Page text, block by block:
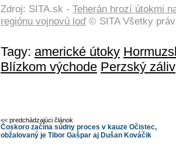
Zdroj: SITA.sk - Teherán hrozí útokmi
regiónu vojnovú loď© SITA Všetky
Tagy: americké útoky
Blízkom východe Perzský záliv
<< predchádzajúci článok
Čoskoro začína súdny proces v kauze Očistec,
obžalovaný je Tibor Gašpar aj Dušan Kováčik